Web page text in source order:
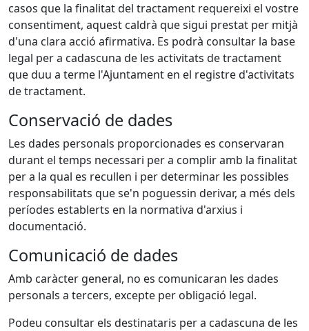
casos que la finalitat del tractament requereixi el vostre
consentiment, aquest caldrà que sigui prestat per mitjà
d'una clara acció afirmativa. Es podrà consultar la base
legal per a cadascuna de les activitats de tractament
que duu a terme l'Ajuntament en el registre d'activitats
de tractament.
Conservació de dades
Les dades personals proporcionades es conservaran
durant el temps necessari per a complir amb la finalitat
per a la qual es recullen i per determinar les possibles
responsabilitats que se'n poguessin derivar, a més dels
períodes establerts en la normativa d'arxius i
documentació.
Comunicació de dades
Amb caràcter general, no es comunicaran les dades
personals a tercers, excepte per obligació legal.
Podeu consultar els destinataris per a cadascuna de les